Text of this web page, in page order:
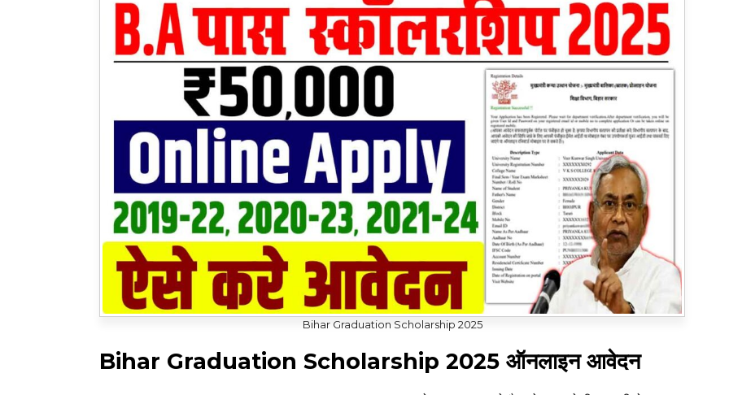
Bihar Graduation Scholarship 2025
Bihar Graduation Scholarship 2025 ऑनलाइन आवेदन